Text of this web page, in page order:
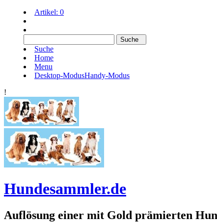
Artikel: 0
Suche
Home
Menu
Desktop-ModusHandy-Modus
!
Hundesammler.de
Auflösung einer mit Gold prämierten